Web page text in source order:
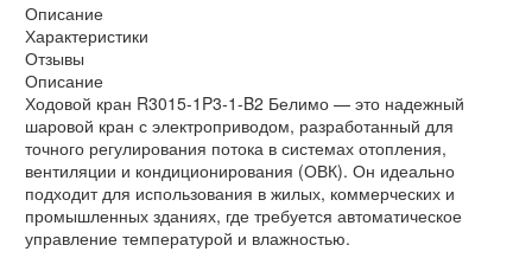
Описание
Характеристики
Отзывы
Описание
Ходовой кран R3015-1P3-1-B2 Белимо — это надежный
шаровой кран с электроприводом, разработанный для
точного регулирования потока в системах отопления,
вентиляции и кондиционирования (ОВК). Он идеально
подходит для использования в жилых, коммерческих и
промышленных зданиях, где требуется автоматическое
управление температурой и влажностью.